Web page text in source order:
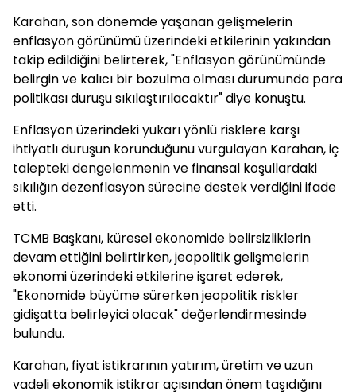
Karahan, son dönemde yaşanan gelişmelerin
enflasyon görünümü üzerindeki etkilerinin yakından
takip edildiğini belirterek, "Enflasyon görünümünde
belirgin ve kalıcı bir bozulma olması durumunda para
politikası duruşu sıkılaştırılacaktır" diye konuştu.
Enflasyon üzerindeki yukarı yönlü risklere karşı
ihtiyatlı duruşun korunduğunu vurgulayan Karahan, iç
talepteki dengelenmenin ve finansal koşullardaki
sıkılığın dezenflasyon sürecine destek verdiğini ifade
etti.
TCMB Başkanı, küresel ekonomide belirsizliklerin
devam ettiğini belirtirken, jeopolitik gelişmelerin
ekonomi üzerindeki etkilerine işaret ederek,
"Ekonomide büyüme sürerken jeopolitik riskler
gidişatta belirleyici olacak" değerlendirmesinde
bulundu.
Karahan, fiyat istikrarının yatırım, üretim ve uzun
vadeli ekonomik istikrar açısından önem taşıdığını